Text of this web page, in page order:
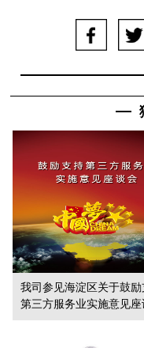
我司参见海淀区关于鼓励
第三方服务业实施意见座